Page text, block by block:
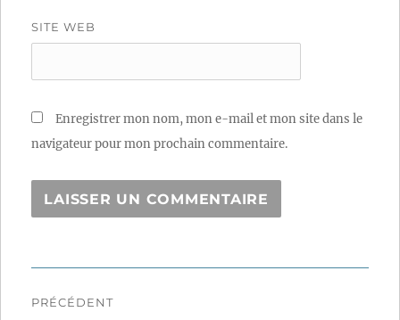
SITE WEB
Enregistrer mon nom, mon e-mail et mon site dans le
navigateur pour mon prochain commentaire.
PRÉCÉDENT